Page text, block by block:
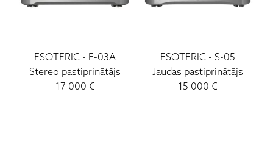
ESOTERIC - F-03A
Stereo pastiprinātājs
17 000 €
ESOTERIC - S-05
Jaudas pastiprinātājs
15 000 €